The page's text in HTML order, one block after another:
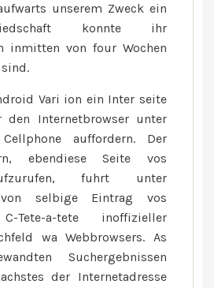
unserem Zweck ein
konnte ihr
inmitten von four Wochen
Vari ion ein Inter seite
Internetbrowser unter
auffordern. Der
ebendiese Seite vos
fuhrt unter
von selbige Eintrag vos
Tete-a-tete inoffizieller
wa Webbrowsers. As
Suchergebnissen
der Internetadresse